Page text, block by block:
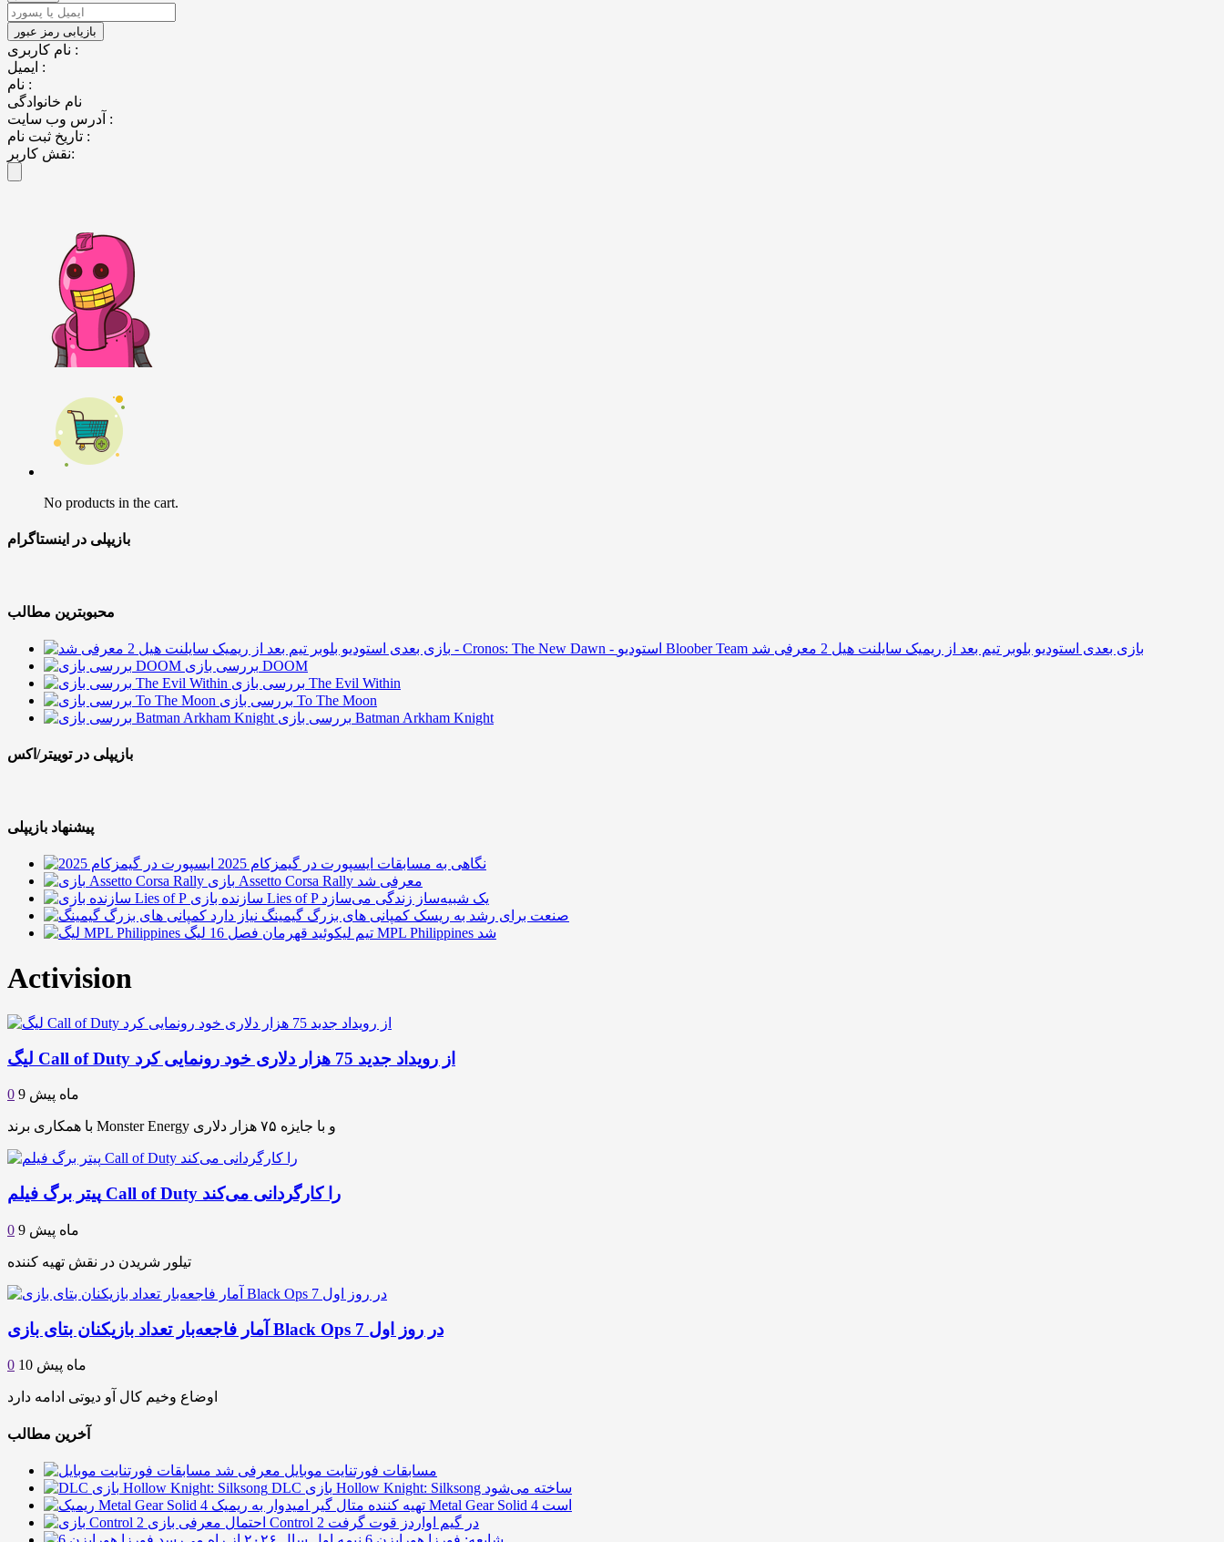
نام کاربری :
ایمیل :
نام :
نام خانوادگی
آدرس وب سایت :
تاریخ ثبت نام :
نقش کاربر:
No products in the cart.
بازیپلی در اینستاگرام
محبوبترین مطالب
بازی بعدی استودیو بلوبر تیم بعد از ریمیک سایلنت هیل 2 معرفی شد
بررسی بازی DOOM
بررسی بازی The Evil Within
بررسی بازی To The Moon
بررسی بازی Batman Arkham Knight
بازیپلی در توییتر/اکس
پیشنهاد بازیپلی
نگاهی به مسابقات ایسپورت در گیمزکام 2025
بازی Assetto Corsa Rally معرفی شد
سازنده بازی Lies of P یک شبیه‌ساز زندگی می‌سازد
صنعت برای رشد به ریسک کمپانی های بزرگ گیمینگ نیاز دارد
تیم لیکوئید قهرمان فصل 16 لیگ MPL Philippines شد
Activision
لیگ Call of Duty از رویداد جدید 75 هزار دلاری خود رونمایی کرد
0 9 ماه پیش
با همکاری برند Monster Energy و با جایزه ۷۵ هزار دلاری
پیتر برگ فیلم Call of Duty را کارگردانی می‌کند
0 9 ماه پیش
تیلور شریدن در نقش تهیه کننده
آمار فاجعه‌بار تعداد بازیکنان بتای بازی Black Ops 7 در روز اول
0 10 ماه پیش
اوضاع وخیم کال آو دیوتی ادامه دارد
آخرین مطالب
مسابقات فورتنایت موبایل معرفی شد
DLC بازی Hollow Knight: Silksong ساخته می‌شود
تهیه کننده متال گیر امیدوار به ریمیک Metal Gear Solid 4 است
احتمال معرفی بازی Control 2 در گیم اواردز قوت گرفت